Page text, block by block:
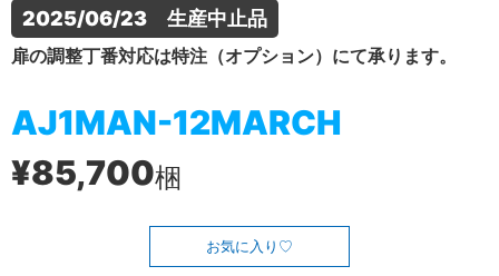
2025/06/23　生産中止品
扉の調整丁番対応は特注（オプション）にて承ります。
AJ1MAN-12MARCH
¥85,700梱
お気に入り